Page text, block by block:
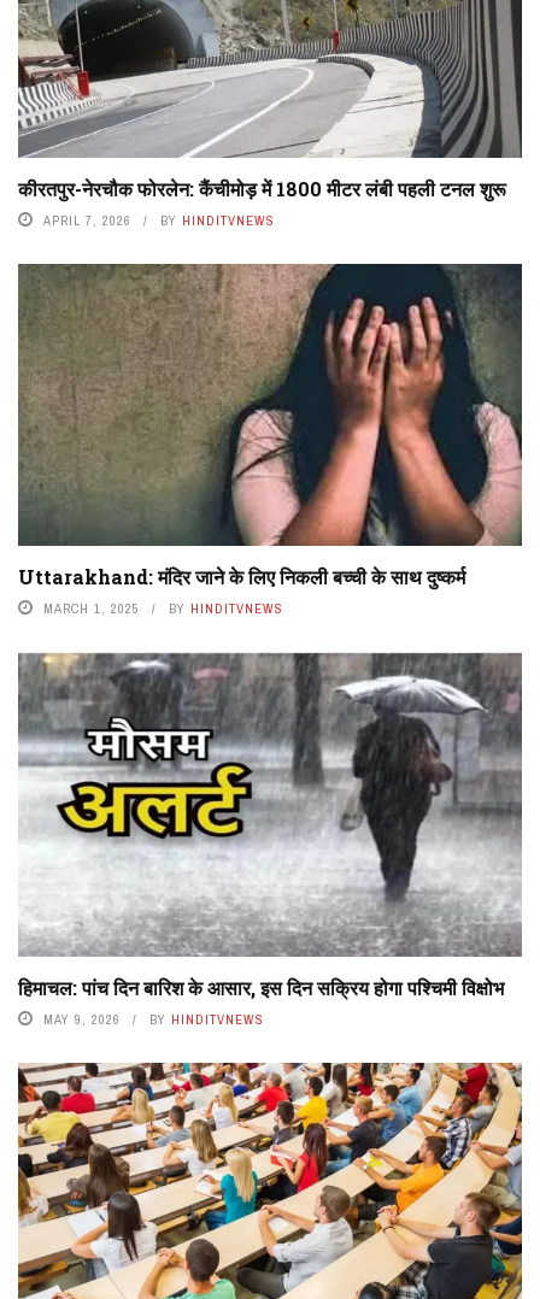
कीरतपुर-नेरचौक फोरलेन: कैंचीमोड़ में 1800 मीटर लंबी पहली टनल शुरू
APRIL 7, 2026 BY HINDITVNEWS
Uttarakhand: मंदिर जाने के लिए निकली बच्ची के साथ दुष्कर्म
MARCH 1, 2025 BY HINDITVNEWS
हिमाचल: पांच दिन बारिश के आसार, इस दिन सक्रिय होगा पश्चिमी विक्षोभ
MAY 9, 2026 BY HINDITVNEWS